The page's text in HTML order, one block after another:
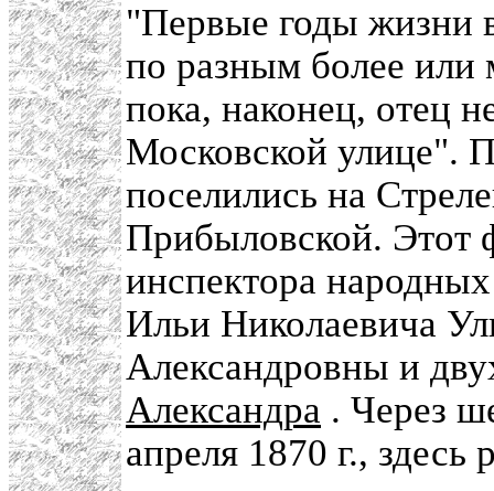
"Первые годы жизни
по разным более или
пока, наконец, отец
Московской улице".
поселились на
Прибыловской. Этот
инспектора
Ильи Николаевича
Александровны и
Александра . Через
апреля 1870 г.,